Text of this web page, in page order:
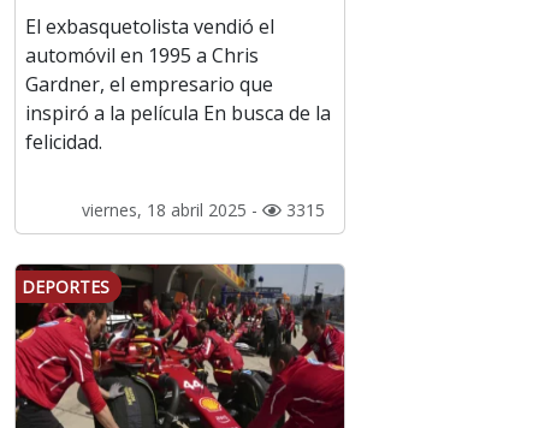
El exbasquetolista vendió el
automóvil en 1995 a Chris
Gardner, el empresario que
inspiró a la película En busca de la
felicidad.
viernes, 18 abril 2025 - 3315
DEPORTES